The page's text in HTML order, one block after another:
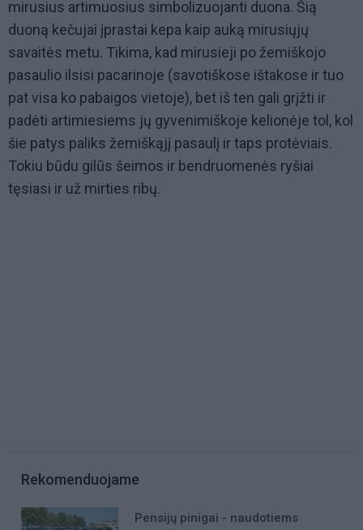
mirusius artimuosius simbolizuojanti duona. Šią
duoną kečujai įprastai kepa kaip auką mirusiųjų
savaitės metu. Tikima, kad mirusieji po žemiškojo
pasaulio ilsisi pacarinoje (savotiškose ištakose ir tuo
pat visa ko pabaigos vietoje), bet iš ten gali grįžti ir
padėti artimiesiems jų gyvenimiškoje kelionėje tol, kol
šie patys paliks žemiškąjį pasaulį ir taps protėviais.
Tokiu būdu gilūs šeimos ir bendruomenės ryšiai
tęsiasi ir už mirties ribų.
Rekomenduojame
Pensijų pinigai - naudotiems